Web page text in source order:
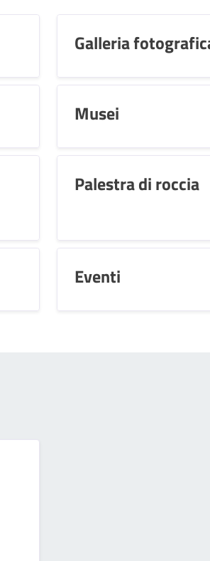
Galleria
Musei
Palestra di roccia
Eventi